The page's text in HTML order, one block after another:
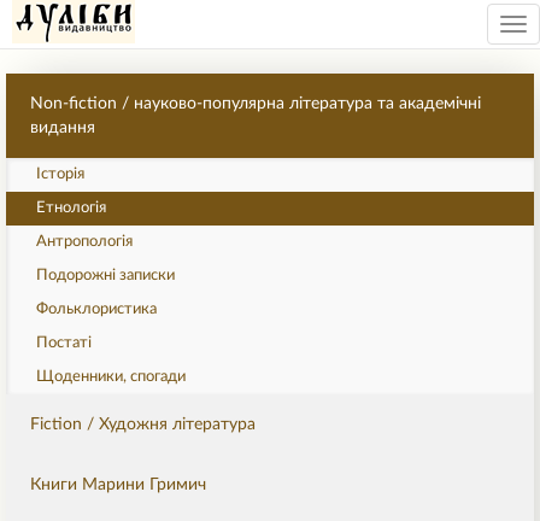
Non-fiction / науково-популярна література та академічні
видання
Історія
Етнологія
Антропологія
Подорожні записки
Фольклористика
Постаті
Щоденники, спогади
Fiction / Художня література
Книги Марини Гримич